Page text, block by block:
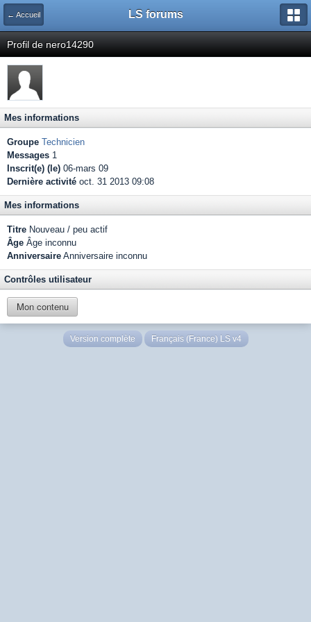
← Accueil LS forums
Profil de nero14290
Mes informations
Groupe Technicien
Messages 1
Inscrit(e) (le) 06-mars 09
Dernière activité oct. 31 2013 09:08
Mes informations
Titre Nouveau / peu actif
Âge Âge inconnu
Anniversaire Anniversaire inconnu
Contrôles utilisateur
Mon contenu
Version complète Français (France) LS v4